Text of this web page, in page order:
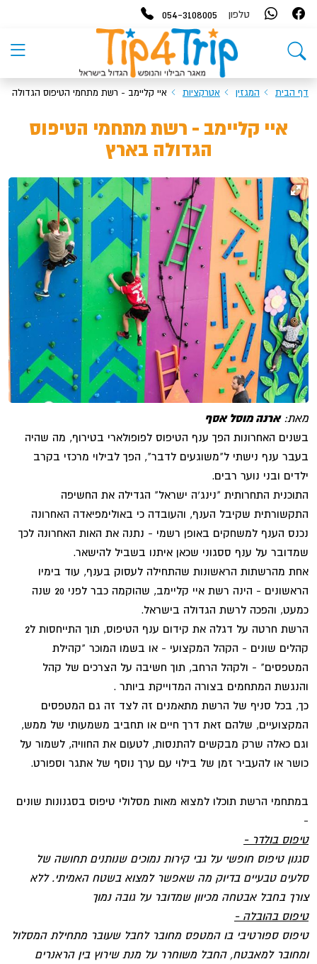
טלפון 054-3108005
דף הבית המגזין אטרקציות איי קליימב - רשת מתחמי הטיפוס הגדולה
איי קליימב - רשת מתחמי הטיפוס
הגדולה בארץ
מאת:ארנה מוסל אסף
בשנים האחרונות הפך ענף הטיפוס לפופולארי בטירוף, מה שהיה
בעבר ענף נישתי ל"משוגעים לדבר", הפך לבילוי מרכזי בקרב
ילדים ובני נוער רבים.
התוכנית התחרותית "נינג'ה ישראל" הגדילה את החשיפה
התקשורתית שקיבל הענף, והעובדה כי באולימפיאדה האחרונה
נכנס הענף למשחקים באופן רשמי - נתנה את האות האחרונה לכך
שמדובר על ענף ססגוני שכאן איתנו בשביל להישאר.
אחת מהרשתות הראשונות שהתחילה לעסוק בענף, עוד בימיו
הראשונים - הינה רשת איי קליימב, שהוקמה כבר לפני 20 שנה
כמעט, והפכה לרשת הגדולה בישראל.
הרשת חרטה על דגלה את קידום ענף הטיפוס, תוך התייחסות ל2
קהלים שונים - הקהל המקצועי - או בשמו המוכר "קהילת
המטפסים" - ולקהל הרחב, תוך חשיבה על הצרכים של קהל
והנגשת המתחמים בצורה המדוייקת ביותר .
כך, בכל סניף של הרשת מתאמנים זה לצד זה גם המטפסים
המקצועיים, שלהם זאת דרך חיים או תחביב משמעותי של ממש,
וגם כאלה שרק מבקשים להתנסות, לטעום את החוויה, לשמור על
כושר או להעביר זמן של בילוי עם ערך נוסף של אתגר וספורט.
במתחמי הרשת תוכלו למצוא מאות מסלולי טיפוס בסגנונות שונים
-
טיפוס בולדר -
סגנון טיפוס חופשי על גבי קירות נמוכים שנותנים תחושה של
סלעים טבעיים בדיוק מה שאפשר למצוא בשטח האמיתי. ללא
צורך בחבל אבטחה מכיוון שמדובר על גובה נמוך
טיפוס בהובלה -
טיפוס ספורטיבי בו המטפס מחובר לחבל שעובר מתחילת המסלול
ומחובר למאבטח, החבל משוחרר על מנת שירוץ בין הראנרים